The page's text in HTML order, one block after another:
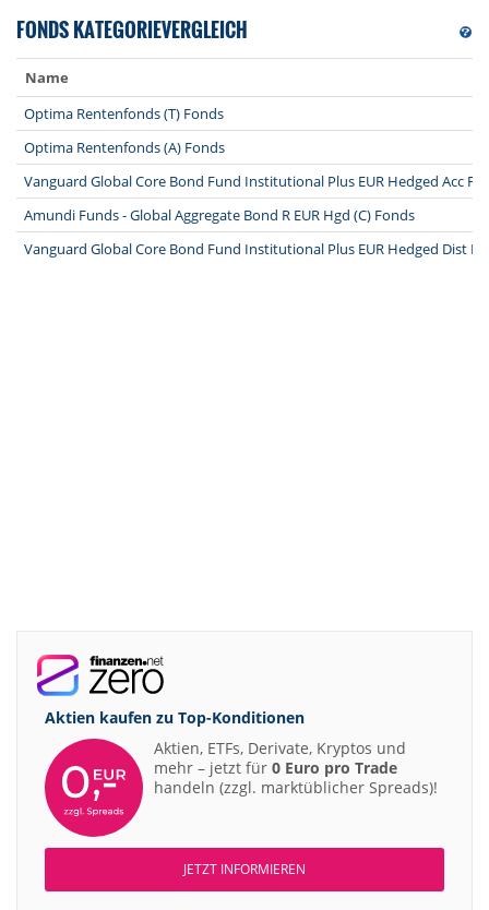
FONDS KATEGORIEVERGLEICH
Name
Optima Rentenfonds (T) Fonds
Optima Rentenfonds (A) Fonds
Vanguard Global Core Bond Fund Institutional Plus EUR Hedged Acc
Amundi Funds - Global Aggregate Bond R EUR Hgd (C) Fonds
Vanguard Global Core Bond Fund Institutional Plus EUR Hedged Dist
Aktien kaufen zu Top-Konditionen
Aktien, ETFs, Derivate, Kryptos und
mehr – jetzt für 0 Euro pro Trade
handeln (zzgl. marktüblicher Spreads)!
JETZT INFORMIEREN